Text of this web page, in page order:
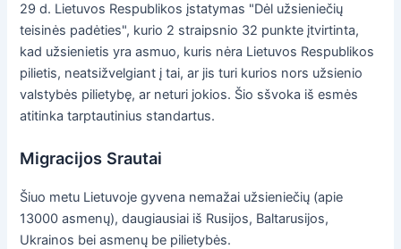
29 d. Lietuvos Respublikos įstatymas "Dėl užsieniečių
teisinės padėties", kurio 2 straipsnio 32 punkte įtvirtinta,
kad užsienietis yra asmuo, kuris nėra Lietuvos Respublikos
pilietis, neatsižvelgiant į tai, ar jis turi kurios nors užsienio
valstybės pilietybę, ar neturi jokios. Šio sšvoka iš esmės
atitinka tarptautinius standartus.
Migracijos Srautai
Šiuo metu Lietuvoje gyvena nemažai užsieniečių (apie
13000 asmenų), daugiausiai iš Rusijos, Baltarusijos,
Ukrainos bei asmenų be pilietybės.